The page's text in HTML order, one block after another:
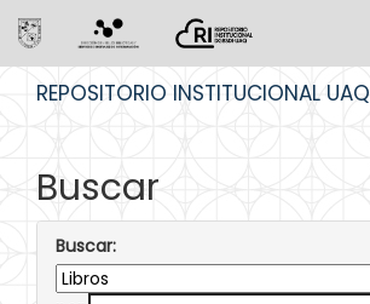
REPOSITORIO INSTITUCIONAL UAQ
Buscar
Buscar: